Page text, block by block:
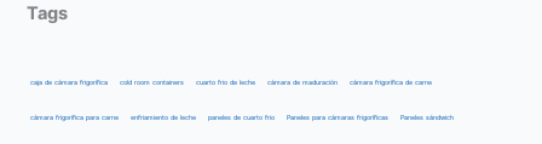
Tags
caja de cámara frigorífica cold room containers cuarto frio de leche cámara de maduración cámara frigorífica de carne
cámara frigorífica para carne enfriamiento de leche paneles de cuarto frio Paneles para cámaras frigoríficas Paneles sándwich